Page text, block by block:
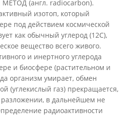
(англ. radiocarbon).
изотоп, который
под действием космической
как обычный углерод (12C),
вещество всего живого.
и инертного углерода
и биосфере (растительном и
организм умирает, обмен
(углекислый газ) прекращается,
в дальнейшем не
радиоактивности